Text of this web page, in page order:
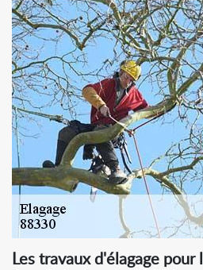
Les travaux d'élagage pour